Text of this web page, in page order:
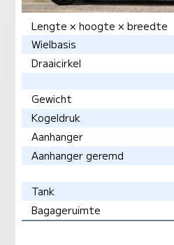
Lengte × hoogte × breedte
Wielbasis
Draaicirkel
Gewicht
Kogeldruk
Aanhanger
Aanhanger geremd
Tank
Bagageruimte